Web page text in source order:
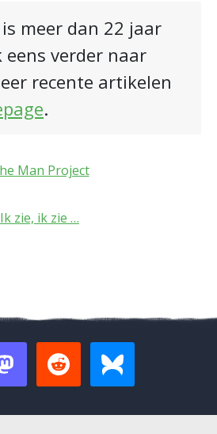
meer dan 22 jaar
eens verder naar
recente artikelen
.
Man Project
Ik zie, ik zie …